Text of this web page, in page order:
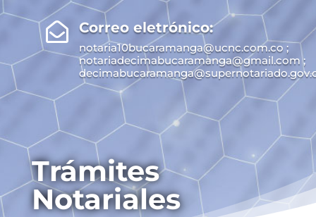
 Correo eletrónico:
notaria10bucaramanga@ucnc.com.co ;
notariadecimabucaramanga@gmail.com ;
Trámites
Notariales